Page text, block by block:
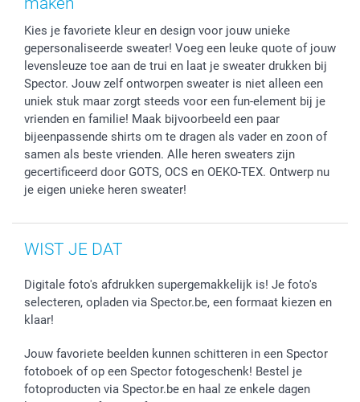
Kies je favoriete kleur en design voor jouw unieke
gepersonaliseerde sweater! Voeg een leuke quote of jouw
levensleuze toe aan de trui en laat je sweater drukken bij
Spector. Jouw zelf ontworpen sweater is niet alleen een
uniek stuk maar zorgt steeds voor een fun-element bij je
vrienden en familie! Maak bijvoorbeeld een paar
bijeenpassende shirts om te dragen als vader en zoon of
samen als beste vrienden. Alle heren sweaters zijn
gecertificeerd door GOTS, OCS en OEKO-TEX. Ontwerp nu
je eigen unieke heren sweater!
WIST JE DAT
Digitale foto's afdrukken supergemakkelijk is! Je foto's
selecteren, opladen via Spector.be, een formaat kiezen en
klaar!
Jouw favoriete beelden kunnen schitteren in een Spector
fotoboek of op een Spector fotogeschenk! Bestel je
fotoproducten via Spector.be en haal ze enkele dagen